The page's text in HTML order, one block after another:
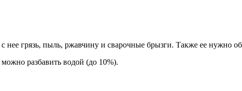
нее грязь, пыль, ржавчину и сварочные брызги. Также ее нужно
разбавить водой (до 10%).